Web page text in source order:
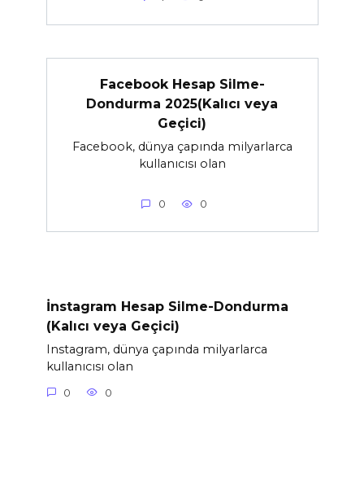
Facebook Hesap Silme-
Dondurma 2025(Kalıcı veya
Geçici)
Facebook, dünya çapında milyarlarca
kullanıcısı olan
0 0
İnstagram Hesap Silme-Dondurma
(Kalıcı veya Geçici)
Instagram, dünya çapında milyarlarca
kullanıcısı olan
0 0